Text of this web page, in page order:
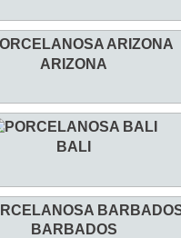
ARIZONA
BALI
BARBADOS